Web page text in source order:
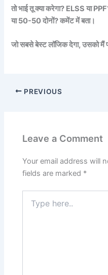
तो भाई तू क्या करेगा? ELSS या
या 50-50 दोनों? कमेंट में बता।
जो सबसे बेस्ट लॉजिक देगा, उसको मैं
PREVIOUS
Leave a Comment
Your email address will
fields are marked *
here..